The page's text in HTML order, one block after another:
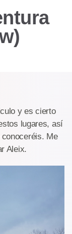
y es cierto
lugares, así
Me
Aleix.